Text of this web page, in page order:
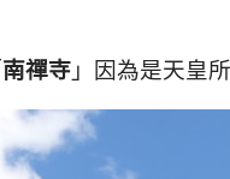
南禪寺」因為是天皇